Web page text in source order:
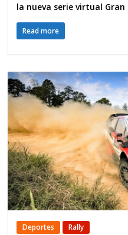
la nueva serie virtual Gran
Read more
Deportes Rally